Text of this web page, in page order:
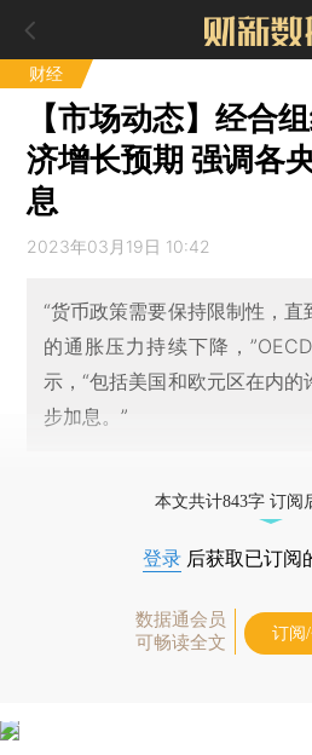
财经
【市场动态】经合
济增长预期 强调各
息
2023年03月19日 10:42
“货币政策需要保持限制性，
的通胀压力持续下降，
示，“包括美国和欧元区在内
步加息。”
本文共计843字 订阅
登录 后获取已订阅
数据通会员
可畅读全文
订阅